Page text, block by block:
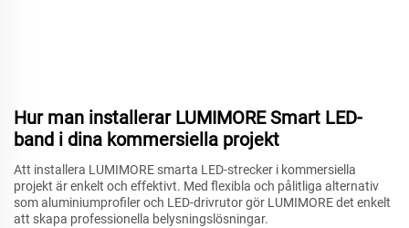
Hur man installerar LUMIMORE Smart LED-
band i dina kommersiella projekt
Att installera LUMIMORE smarta LED-strecker i kommersiella
projekt är enkelt och effektivt. Med flexibla och pålitliga alternativ
som aluminiumprofiler och LED-drivrutor gör LUMIMORE det enkelt
att skapa professionella belysningslösningar.